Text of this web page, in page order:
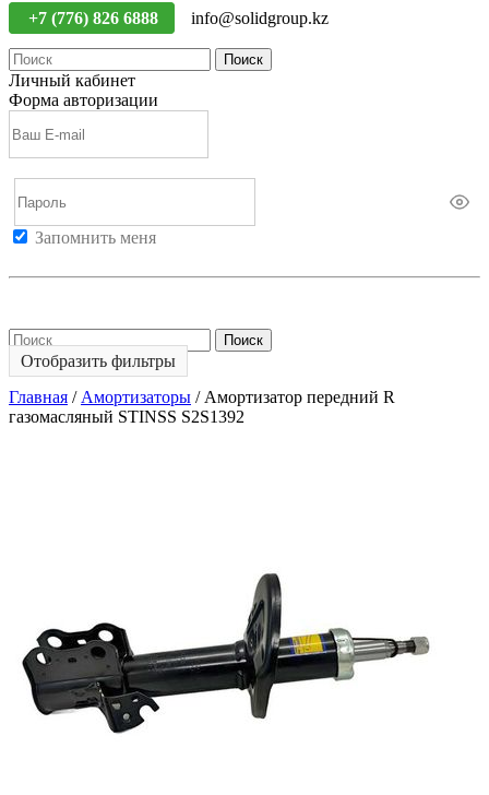
+7 (776) 826 6888 info@solidgroup.kz
Поиск
Личный кабинет
Форма авторизации
Запомнить меня
Поиск
Отобразить фильтры
Главная / Амортизаторы / Амортизатор передний R
газомасляный STINSS S2S1392